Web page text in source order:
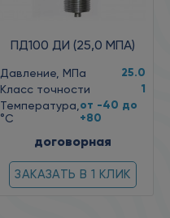
ПД100 ДИ (25,0 МПА)
Давление, МПа 25.0
Класс точности 1
Температура,
°C
от -40 до
+80
договорная
ЗАКАЗАТЬ В 1 КЛИК